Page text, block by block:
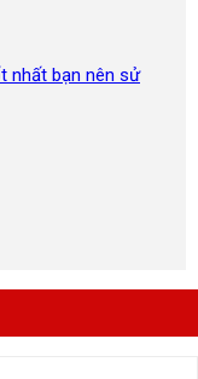
nhất bạn nên sử